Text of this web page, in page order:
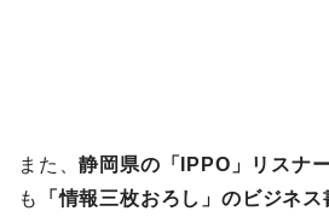
また、静岡県の「IPPO」リスナ
も
「情報三枚おろし」のビジネ